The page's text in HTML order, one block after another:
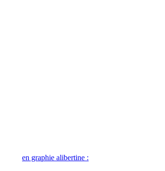
en graphie alibertine :